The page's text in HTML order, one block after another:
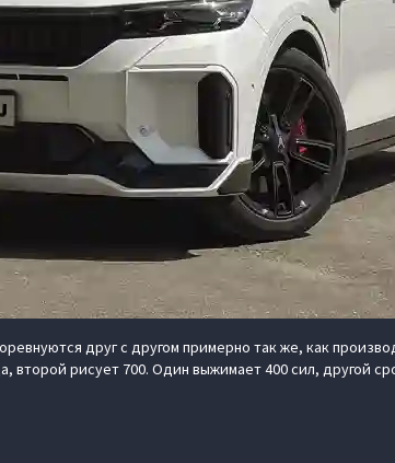
друг с другом примерно так же, как
второй рисует 700. Один выжимает 400 сил, другой